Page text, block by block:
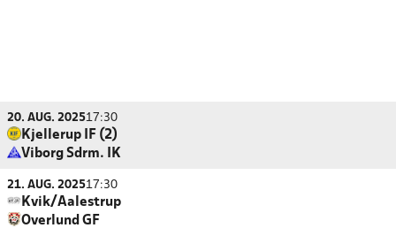
20. AUG. 202517:30
Kjellerup IF (2)
Viborg Sdrm. IK
21. AUG. 202517:30
Kvik/Aalestrup
Overlund GF